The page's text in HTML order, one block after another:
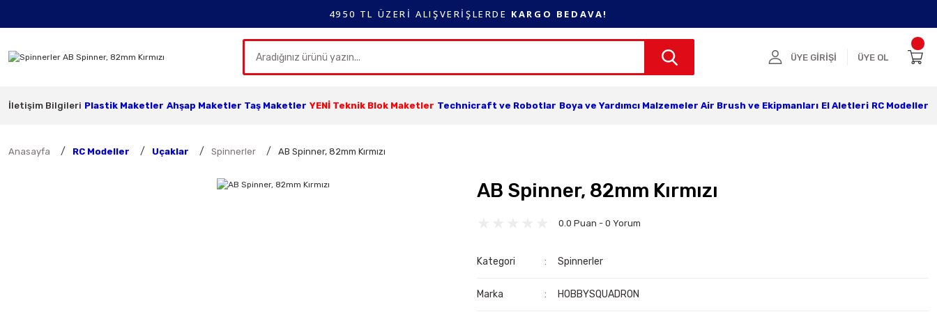
4950 TL ÜZERİ ALIŞVERİŞLERDE KARGO BEDAVA!
ÜYE GİRİŞİ ÜYE OL
İletişim Bilgileri Plastik Maketler Ahşap Maketler Taş Maketler YENİ Teknik Blok Maketler Technicraft ve Robotlar Boya ve Yardımcı Malzemeler Air Brush ve Ekipmanları El Aletleri RC Modeller
Anasayfa RC Modeller Uçaklar Spinnerler AB Spinner, 82mm Kırmızı
AB Spinner, 82mm Kırmızı
0.0 Puan - 0 Yorum
Kategori Spinnerler
Marka HOBBYSQUADRON